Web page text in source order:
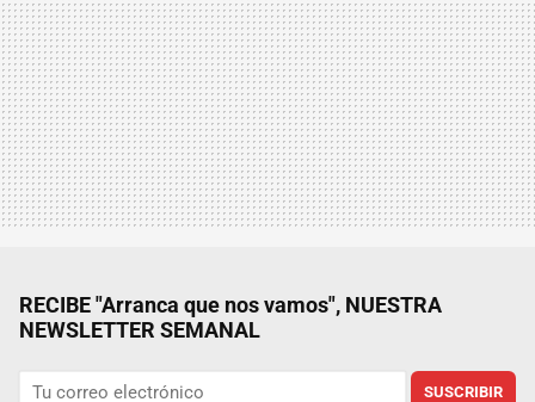
RECIBE "Arranca que nos vamos", NUESTRA
NEWSLETTER SEMANAL
SUSCRIBIR